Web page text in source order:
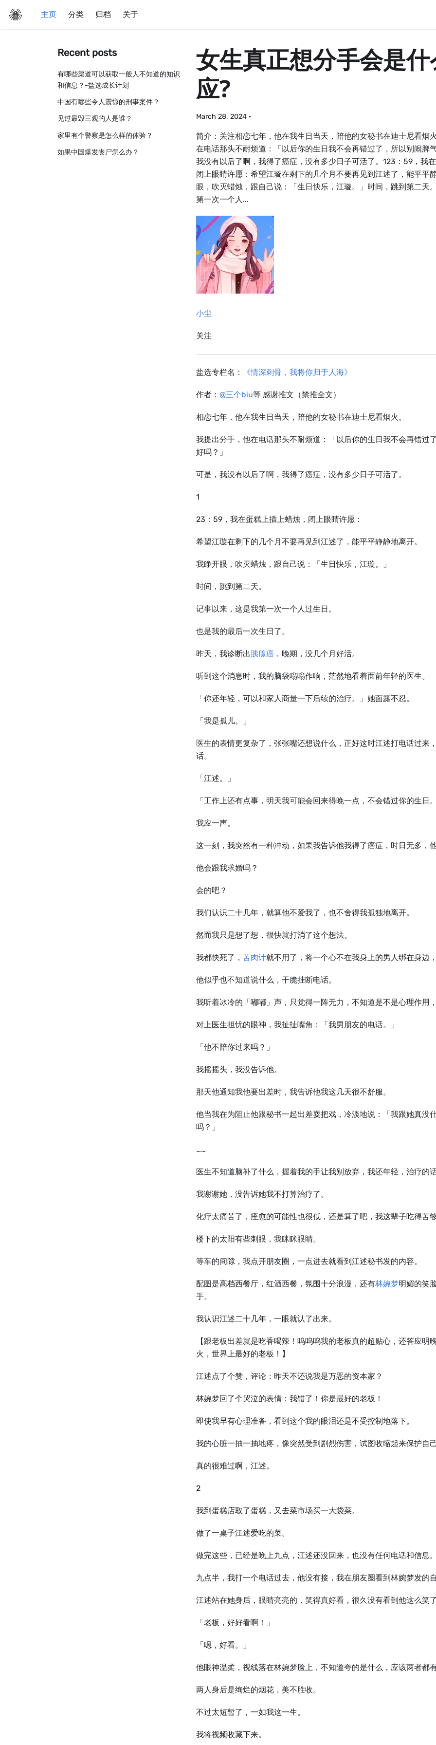
主页 分类 归档 关于
Recent posts
有哪些渠道可以获取一般人不知道的知识
和信息？-盐选成长计划
中国有哪些令人震惊的刑事案件？
见过最毁三观的人是谁？
家里有个警察是怎么样的体验？
如果中国爆发丧尸怎么办？
女生真正想分手会是
应?
March 28, 2024 ·
简介：关注相恋七年，他在我生日当天，陪他的女秘书在迪士尼看烟
在电话那头不耐烦道：「以后你的生日我不会再错过了，所以别闹脾
我没有以后了啊，我得了癌症，没有多少日子可活了。123：59，我
闭上眼睛许愿：希望江璇在剩下的几个月不要再见到江述了，能平平
眼，吹灭蜡烛，跟自己说：「生日快乐，江璇。」时间，跳到第二天
第一次一个人...
小尘
关注
盐选专栏名： 《情深刺骨，我将你归于人海》
作者： @三个biu等 感谢推文（禁推全文）
相恋七年，他在我生日当天，陪他的女秘书在迪士尼看烟火。
我提出分手，他在电话那头不耐烦道：「以后你的生日我不会再错过
好吗？」
可是，我没有以后了啊，我得了癌症，没有多少日子可活了。
1
23：59，我在蛋糕上插上蜡烛，闭上眼睛许愿：
希望江璇在剩下的几个月不要再见到江述了，能平平静静地离开。
我睁开眼，吹灭蜡烛，跟自己说：「生日快乐，江璇。」
时间，跳到第二天。
记事以来，这是我第一次一个人过生日。
也是我的最后一次生日了。
昨天，我诊断出胰腺癌 ，晚期，没几个月好活。
听到这个消息时，我的脑袋嗡嗡作响，茫然地看着面前年轻的医生。
「你还年轻，可以和家人商量一下后续的治疗。」她面露不忍。
「我是孤儿。」
医生的表情更复杂了，张张嘴还想说什么，正好这时江述打电话过来
话。
「江述。」
「工作上还有点事，明天我可能会回来得晚一点，不会错过你的生日。
我应一声。
这一刻，我突然有一种冲动，如果我告诉他我得了癌症，时日无多，
他会跟我求婚吗？
会的吧？
我们认识二十几年，就算他不爱我了，也不舍得我孤独地离开。
然而我只是想了想，很快就打消了这个想法。
我都快死了， 苦肉计就不用了，将一个心不在我身上的男人绑在身边
他似乎也不知道说什么，干脆挂断电话。
我听着冰冷的「嘟嘟」声，只觉得一阵无力，不知道是不是心理作用
对上医生担忧的眼神，我扯扯嘴角：「我男朋友的电话。」
「他不陪你过来吗？」
我摇摇头，我没告诉他。
那天他通知我他要出差时，我告诉他我这几天很不舒服。
他当我在为阻止他跟秘书一起出差耍把戏，冷淡地说：「我跟她真没
吗？」
……
医生不知道脑补了什么，握着我的手让我别放弃，我还年轻，治疗的
我谢谢她，没告诉她我不打算治疗了。
化疗太痛苦了，痊愈的可能性也很低，还是算了吧，我这辈子吃得苦
楼下的太阳有些刺眼，我眯眯眼睛。
等车的间隙，我点开朋友圈，一点进去就看到江述秘书发的内容。
配图是高档西餐厅，红酒西餐，氛围十分浪漫，还有林婉梦明媚的笑
手。
我认识江述二十几年，一眼就认了出来。
【跟老板出差就是吃香喝辣！呜呜呜我的老板真的超贴心，还答应明
火，世界上最好的老板！】
江述点了个赞，评论：昨天不还说我是万恶的资本家？
林婉梦回了个哭泣的表情：我错了！你是最好的老板！
即使我早有心理准备，看到这个我的眼泪还是不受控制地落下。
我的心脏一抽一抽地疼，像突然受到剧烈伤害，试图收缩起来保护自
真的很难过啊，江述。
2
我到蛋糕店取了蛋糕，又去菜市场买一大袋菜。
做了一桌子江述爱吃的菜。
做完这些，已经是晚上九点，江述还没回来，也没有任何电话和信息。
九点半，我打一个电话过去，他没有接，我在朋友圈看到林婉梦发的自
江述站在她身后，眼睛亮亮的，笑得真好看，很久没有看到他这么笑了
「老板，好好看啊！」
「嗯，好看。」
他眼神温柔，视线落在林婉梦脸上，不知道夸的是什么，应该两者都
两人身后是绚烂的烟花，美不胜收。
不过太短暂了，一如我这一生。
我将视频收藏下来。